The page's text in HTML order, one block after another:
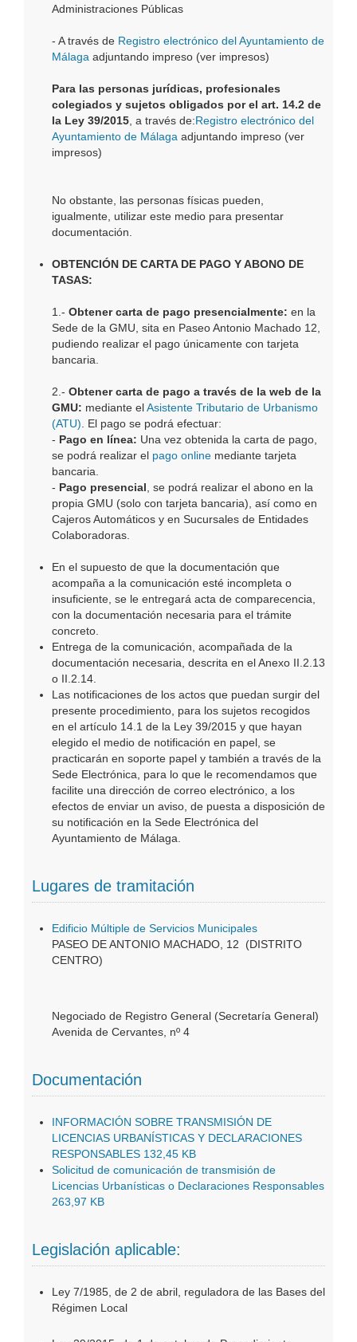
Administraciones Públicas
- A través de Registro electrónico del Ayuntamiento de
Málaga adjuntando impreso (ver impresos)
Para las personas jurídicas, profesionales
colegiados y sujetos obligados por el art. 14.2 de
la Ley 39/2015, a través de:Registro electrónico del
Ayuntamiento de Málaga adjuntando impreso (ver
impresos)
No obstante, las personas físicas pueden,
igualmente, utilizar este medio para presentar
documentación.
OBTENCIÓN DE CARTA DE PAGO Y ABONO DE
TASAS:
1.- Obtener carta de pago presencialmente: en la
Sede de la GMU, sita en Paseo Antonio Machado 12,
pudiendo realizar el pago únicamente con tarjeta
bancaria.
2.- Obtener carta de pago a través de la web de la
GMU: mediante elAsistente Tributario de Urbanismo
(ATU). El pago se podrá efectuar:
- Pago en línea: Una vez obtenida la carta de pago,
se podrá realizar el pago online mediante tarjeta
bancaria.
- Pago presencial, se podrá realizar el abono en la
propia GMU (solo con tarjeta bancaria), así como en
Cajeros Automáticos y en Sucursales de Entidades
Colaboradoras.
En el supuesto de que la documentación que
acompaña a la comunicación esté incompleta o
insuficiente, se le entregará acta de comparecencia,
con la documentación necesaria para el trámite
concreto.
Entrega de la comunicación, acompañada de la
documentación necesaria, descrita en el Anexo II.2.13
o II.2.14.
Las notificaciones de los actos que puedan surgir del
presente procedimiento, para los sujetos recogidos
en el artículo 14.1 de la Ley 39/2015 y que hayan
elegido el medio de notificación en papel, se
practicarán en soporte papel y también a través de la
Sede Electrónica, para lo que le recomendamos que
facilite una dirección de correo electrónico, a los
efectos de enviar un aviso, de puesta a disposición de
su notificación en la Sede Electrónica del
Ayuntamiento de Málaga.
Lugares de tramitación
Edificio Múltiple de Servicios Municipales
PASEO DE ANTONIO MACHADO, 12 (DISTRITO
CENTRO)
Negociado de Registro General (Secretaría General)
Avenida de Cervantes, nº 4
Documentación
INFORMACIÓN SOBRE TRANSMISIÓN DE
LICENCIAS URBANÍSTICAS Y DECLARACIONES
RESPONSABLES 132,45 KB
Solicitud de comunicación de transmisión de
Licencias Urbanísticas o Declaraciones Responsables
263,97 KB
Legislación aplicable:
Ley 7/1985, de 2 de abril, reguladora de las Bases del
Régimen Local